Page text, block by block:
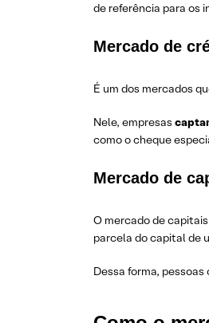
de referência para os
Mercado de
É um dos mercados
Nele, empresas
como o cheque
Mercado de
O mercado de
parcela do capital de
Dessa forma,